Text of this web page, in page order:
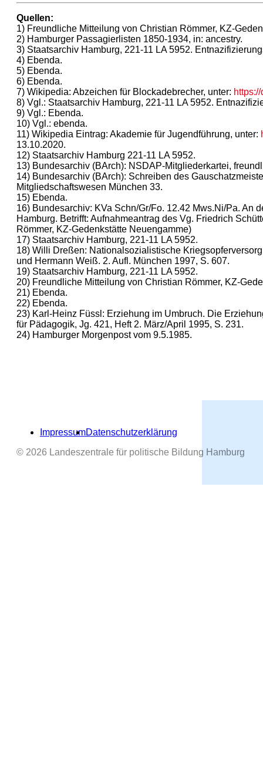
Quellen:
1) Freundliche Mitteilung von Christian Römmer, KZ-
2) Hamburger Passagierlisten 1850-1934, in: ancestry.
3) Staatsarchiv Hamburg, 221-11 LA 5952.
4) Ebenda.
5) Ebenda.
6) Ebenda.
7) Wikipedia: Abzeichen für Blockadebrecher, unter:
8) Vgl.: Staatsarchiv Hamburg, 221-11 LA 5952.
9) Vgl.: Ebenda.
10) Vgl.: ebenda.
11) Wikipedia Eintrag: Akademie für Jugendführung, unter:
13.10.2020.
12) Staatsarchiv Hamburg 221-11 LA 5952.
13) Bundesarchiv (BArch): NSDAP-Mitgliederkartei,
14) Bundesarchiv (BArch): Schreiben des
Mitgliedschaftswesen München 33.
15) Ebenda.
16) Bundesarchiv: KVa Schn/Gr/Fo. 12.42 Mws.Ni/Pa. An
Hamburg. Betrifft: Aufnahmeantrag des Vg. Friedrich
Römmer, KZ-Gedenkstätte Neuengamme)
17) Staatsarchiv Hamburg, 221-11 LA 5952.
18) Willi Dreßen: Nationalsozialistische
und Hermann Weiß. 2. Aufl. München 1997, S. 607.
19) Staatsarchiv Hamburg, 221-11 LA 5952.
20) Freundliche Mitteilung von Christian Römmer, KZ-
21) Ebenda.
22) Ebenda.
23) Karl-Heinz Füssl: Erziehung im Umbruch. Die
für Pädagogik, Jg. 421, Heft 2. März/April 1995, S. 231.
24) Hamburger Morgenpost vom 9.5.1985.
ImpressumDatenschutzerklärung
© 2026 Landeszentrale für politische Bildung Hamburg